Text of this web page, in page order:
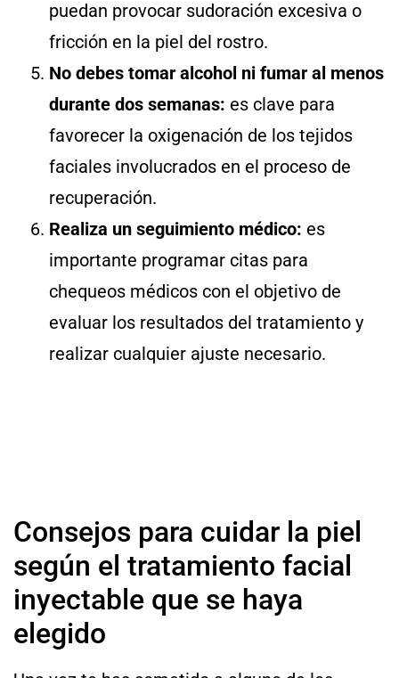
puedan provocar sudoración excesiva o
fricción en la piel del rostro.
No debes tomar alcohol ni fumar al menos
durante dos semanas: es clave para
favorecer la oxigenación de los tejidos
faciales involucrados en el proceso de
recuperación.
Realiza un seguimiento médico: es
importante programar citas para
chequeos médicos con el objetivo de
evaluar los resultados del tratamiento y
realizar cualquier ajuste necesario.
Consejos para cuidar la piel
según el tratamiento facial
inyectable que se haya
elegido